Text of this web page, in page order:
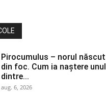
Pirocumulus – norul născut
din foc. Cum ia naștere unul
dintre...
aug. 6, 2026